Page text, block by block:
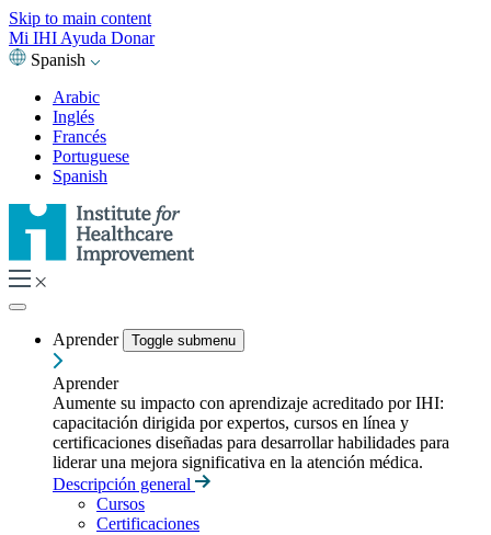
Skip to main content
Mi IHI Ayuda Donar
Spanish
Arabic
Inglés
Francés
Portuguese
Spanish
Aprender Toggle submenu
Aprender
Aumente su impacto con aprendizaje acreditado por IHI:
capacitación dirigida por expertos, cursos en línea y
certificaciones diseñadas para desarrollar habilidades para
liderar una mejora significativa en la atención médica.
Descripción general
Cursos
Certificaciones